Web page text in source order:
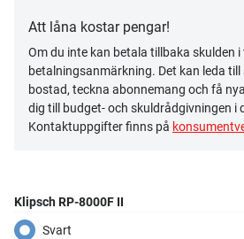
Att låna kostar pengar!
Om du inte kan betala tillbaka skulden i
betalningsanmärkning. Det kan leda
bostad, teckna abonnemang och få
dig till budget- och skuldrådgivningen i
Kontaktuppgifter finns på
Klipsch RP-8000F II
Svart